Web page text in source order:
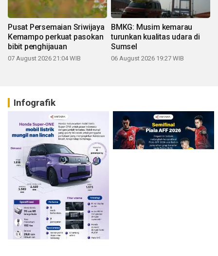
Pusat Persemaian Sriwijaya
Kemampo perkuat pasokan
bibit penghijauan
07 August 2026 21:04 WIB
BMKG: Musim kemarau
turunkan kualitas udara di
Sumsel
06 August 2026 19:27 WIB
Infografik